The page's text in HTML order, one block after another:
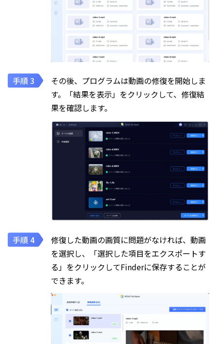
その後、プログラムは動画の修復を開始しま
す。「結果を表示」をクリックして、修復結
果を確認します。
修復した動画の画質に問題がなければ、動画
を選択し、「選択した項目をエクスポートす
る」をクリックしてFinderに保存することが
できます。